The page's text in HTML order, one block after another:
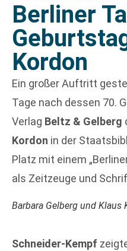
Berliner
Kordon
Ein großer Auftritt
Tage nach dessen 70.
Verlag Beltz & Gelberg
Kordon in der
Platz mit einem
als Zeitzeuge und
Barbara Gelberg und Klaus
Schneider-Kempf